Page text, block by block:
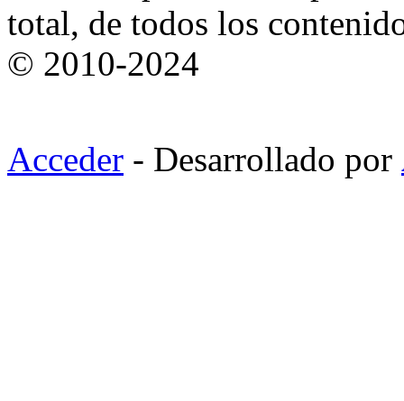
total, de todos los
© 2010-2024
Acceder - Desarrollado por